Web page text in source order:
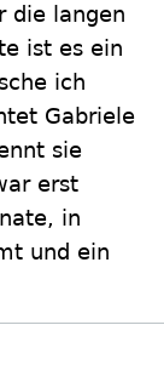
die langen
ist es ein
ich
Gabriele
sie
erst
in
und ein